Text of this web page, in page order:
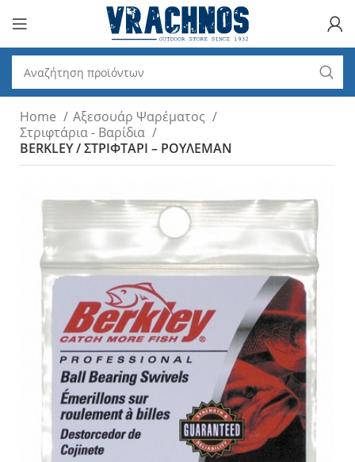
Home
Αξεσουάρ Ψαρέματος
Στριφτάρια - Βαρίδια
BERKLEY / ΣΤΡΙΦΤΑΡΙ – ΡΟΥΛΕΜΑΝ